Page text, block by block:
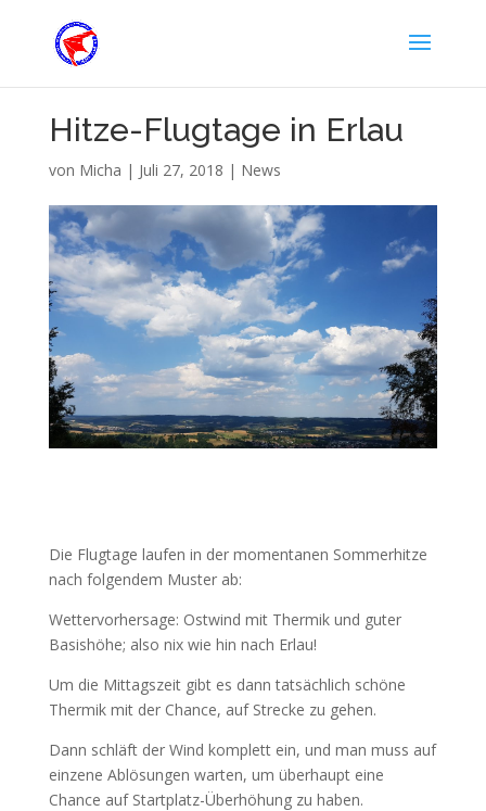
Hitze-Flugtage in Erlau
von Micha | Juli 27, 2018 | News
Die Flugtage laufen in der momentanen Sommerhitze
nach folgendem Muster ab:
Wettervorhersage: Ostwind mit Thermik und guter
Basishöhe; also nix wie hin nach Erlau!
Um die Mittagszeit gibt es dann tatsächlich schöne
Thermik mit der Chance, auf Strecke zu gehen.
Dann schläft der Wind komplett ein, und man muss auf
einzene Ablösungen warten, um überhaupt eine
Chance auf Startplatz-Überhöhung zu haben.